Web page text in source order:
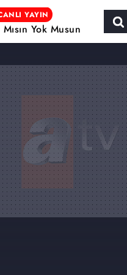
YAYIN
Yok Musun